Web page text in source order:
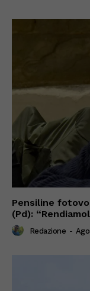
Pensiline
(Pd):
Redazione -